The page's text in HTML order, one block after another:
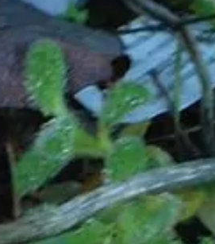
80 801 24
antwoord
1 werkdag antwoord